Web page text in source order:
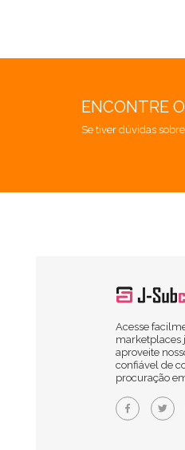
ENCONTRE
Se tiver dúvidas
Acesse
marketplaces
aproveite
confiável de
procuração